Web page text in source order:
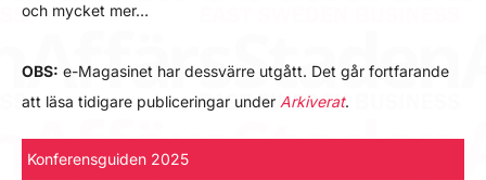
och mycket mer…
OBS: e-Magasinet har dessvärre utgått. Det går fortfarande
att läsa tidigare publiceringar under Arkiverat.
Konferensguiden 2025